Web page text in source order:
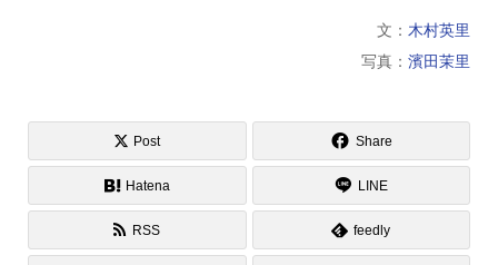
文： 木村英里
写真：濱田茉里
Post Share
Hatena LINE
RSS feedly